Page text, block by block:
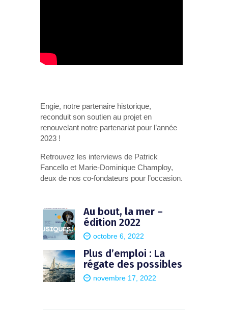
Engie, notre partenaire historique,
reconduit son soutien au projet en
renouvelant notre partenariat pour l’année
2023 !
Retrouvez les interviews de Patrick
Fancello et Marie-Dominique Champloy,
deux de nos co-fondateurs pour l’occasion.
Au bout, la mer –
édition 2022
octobre 6, 2022
Plus d’emploi : La
régate des possibles
novembre 17, 2022